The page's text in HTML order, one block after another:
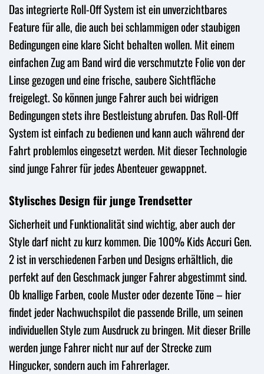
Das integrierte Roll-Off System ist ein unverzichtbares
Feature für alle, die auch bei schlammigen oder staubigen
Bedingungen eine klare Sicht behalten wollen. Mit einem
einfachen Zug am Band wird die verschmutzte Folie von der
Linse gezogen und eine frische, saubere Sichtfläche
freigelegt. So können junge Fahrer auch bei widrigen
Bedingungen stets ihre Bestleistung abrufen. Das Roll-Off
System ist einfach zu bedienen und kann auch während der
Fahrt problemlos eingesetzt werden. Mit dieser Technologie
sind junge Fahrer für jedes Abenteuer gewappnet.
Stylisches Design für junge Trendsetter
Sicherheit und Funktionalität sind wichtig, aber auch der
Style darf nicht zu kurz kommen. Die 100% Kids Accuri Gen.
2 ist in verschiedenen Farben und Designs erhältlich, die
perfekt auf den Geschmack junger Fahrer abgestimmt sind.
Ob knallige Farben, coole Muster oder dezente Töne – hier
findet jeder Nachwuchspilot die passende Brille, um seinen
individuellen Style zum Ausdruck zu bringen. Mit dieser Brille
werden junge Fahrer nicht nur auf der Strecke zum
Hingucker, sondern auch im Fahrerlager.